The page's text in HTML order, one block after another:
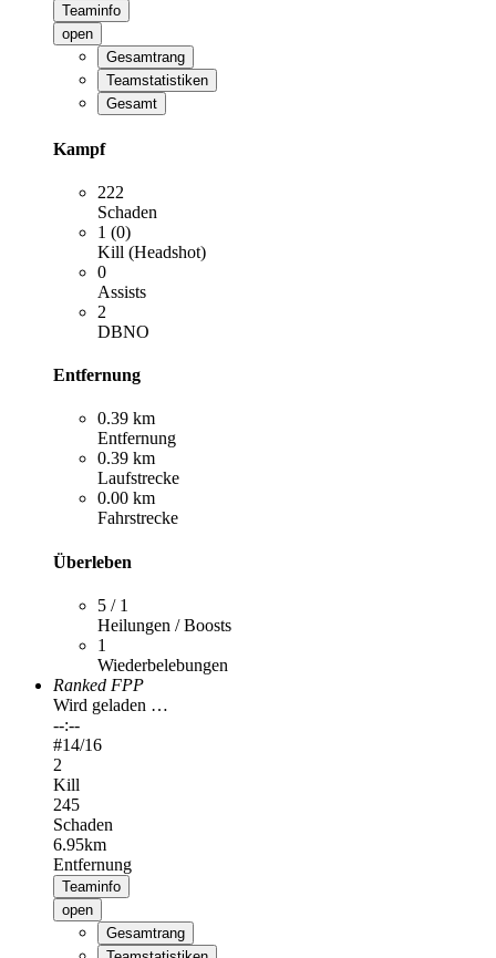
Teaminfo
open
Gesamtrang
Teamstatistiken
Gesamt
Kampf
222
Schaden
1 (0)
Kill (Headshot)
0
Assists
2
DBNO
Entfernung
0.39 km
Entfernung
0.39 km
Laufstrecke
0.00 km
Fahrstrecke
Überleben
5 / 1
Heilungen / Boosts
1
Wiederbelebungen
Ranked FPP
Wird geladen …
--:--
#14/16
2
Kill
245
Schaden
6.95km
Entfernung
Teaminfo
open
Gesamtrang